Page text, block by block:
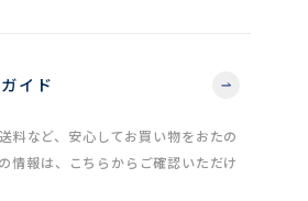
イド
料など、安心してお買い物をおたの
情報は、こちらからご確認いただけ